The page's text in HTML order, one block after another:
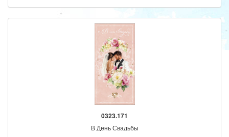
0323.171
В День Свадьбы